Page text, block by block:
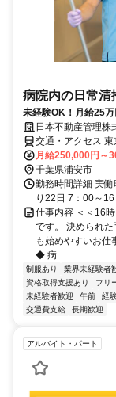
病院内の日常清
未経験OK！月給25
日本不動産管理
交通・アクセス
月給250,000円～
千葉県浦安市
勤務時間詳細 実
り22日 7：00～
仕事内容 ＜＜16
です。 決められ
も始めやすいお
◆ 病...
制服あり 業界未経験者
資格取得支援あり
フリ
未経験者歓迎
午前 経
交通費支給
長期歓迎
アルバイト・パート